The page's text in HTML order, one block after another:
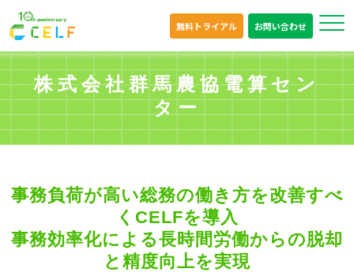
無料トライアル お問い合わせ
株式会社群馬農協電算セン
ター
事務負荷が高い総務の働き方を改善すべ
くCELFを導入
事務効率化による長時間労働からの脱却
と精度向上を実現